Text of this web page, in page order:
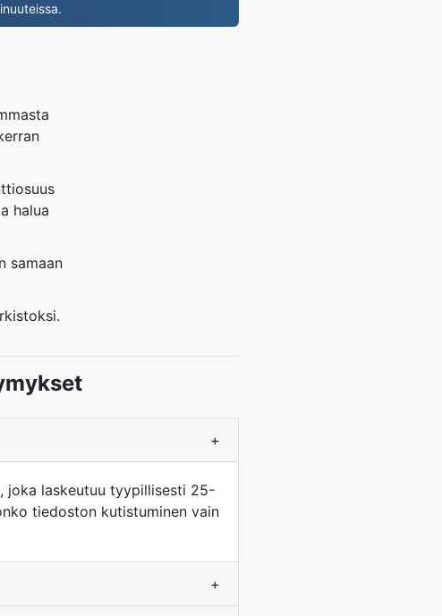
halua
samaan
+
joka laskeutuu tyypillisesti 25-
tiedoston kutistuminen vain
+